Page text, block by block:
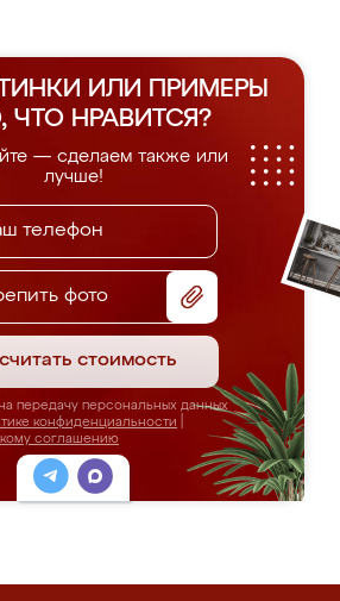
ИЛИ ПРИМЕРЫ
ЧТО НРАВИТСЯ?
— сделаем также или
лучше!
фото
стоимость
передачу персональных данных
конфиденциальности
соглашению